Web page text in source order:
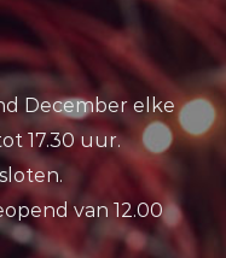
December elke
17.30 uur.
van 12.00